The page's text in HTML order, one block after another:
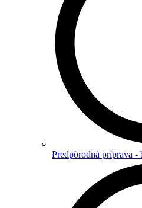
Predpôrodná príprava -